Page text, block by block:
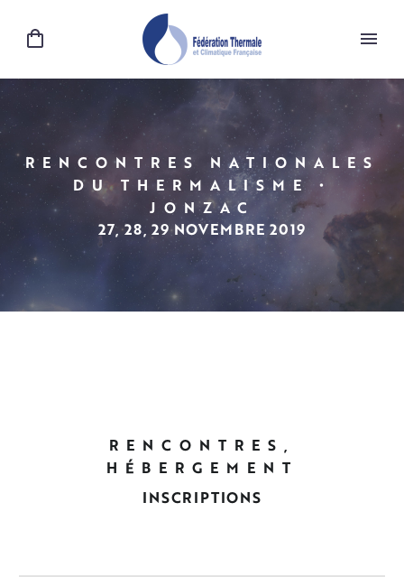
RENCONTRES NATIONALES
DU THERMALISME •
JONZAC
27, 28, 29 NOVEMBRE 2019
RENCONTRES,
HÉBERGEMENT
INSCRIPTIONS